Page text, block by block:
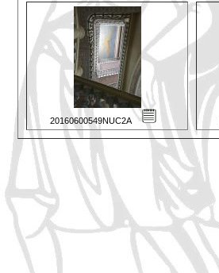
20160600549NUC2A